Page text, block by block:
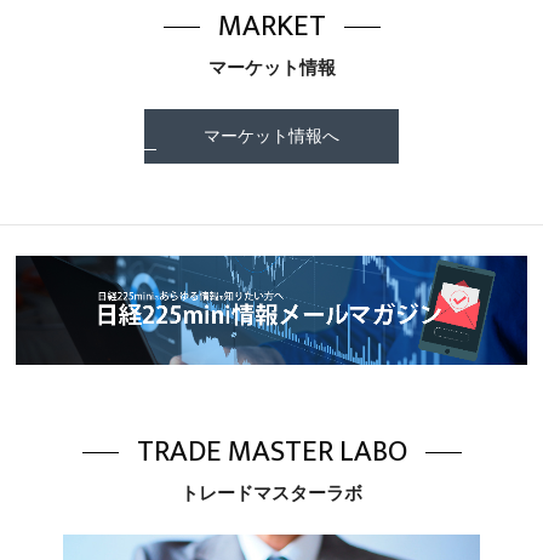
マーケット情報
MARKET
マーケット情報へ
トレードマスターラボ
TRADE MASTER LABO